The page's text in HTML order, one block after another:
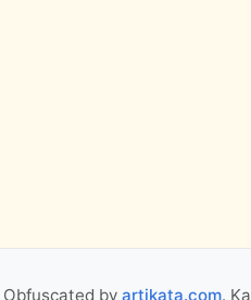
Obfuscated by artikata.com.